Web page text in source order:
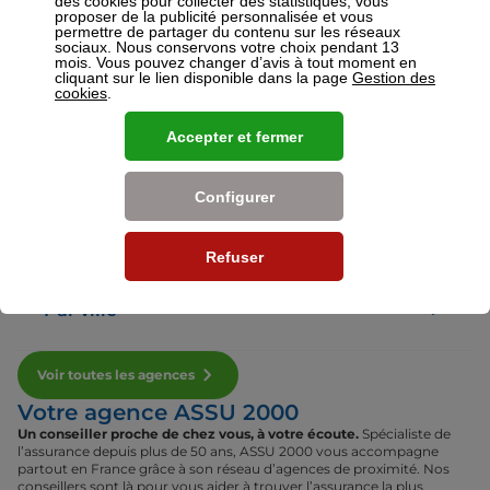
Voir plus
Nos établissements
Par département
Par ville
Voir toutes les agences
Votre agence ASSU 2000
Un conseiller proche de chez vous, à votre écoute. Spécialiste de
l’assurance depuis plus de 50 ans, ASSU 2000 vous accompagne
partout en France grâce à son réseau d’agences de proximité. Nos
conseillers sont là pour vous aider à trouver l’assurance la plus
proposer de la publicité personnalisée et vous
permettre de partager du contenu sur les réseaux
sociaux. Nous conservons votre choix pendant 13
mois. Vous pouvez changer d’avis à tout moment en
cliquant sur le lien disponible dans la page Gestion des
cookies
Refuser
Configurer
Accepter et fermer